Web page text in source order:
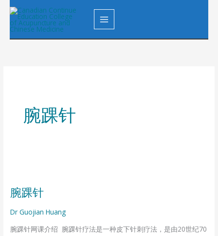
Skip
content
腕踝针
腕踝针
Dr Guojian Huang
腕踝针网课介绍 腕踝针疗法是一种皮下针刺疗法，是由20世纪70
针